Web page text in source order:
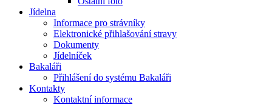
Jídelna
Informace pro strávníky
Elektronické přihlašování stravy
Dokumenty
Jídelníček
Bakaláři
Přihlášení do systému Bakaláři
Kontakty
Kontaktní informace